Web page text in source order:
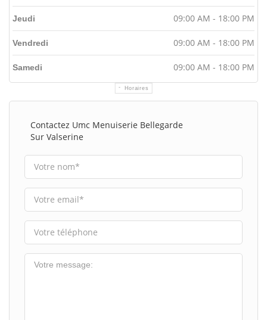
Horaires
Jeudi 09:00 AM - 18:00 PM
Vendredi 09:00 AM - 18:00 PM
Samedi 09:00 AM - 18:00 PM
Contactez Umc Menuiserie Bellegarde
Sur Valserine